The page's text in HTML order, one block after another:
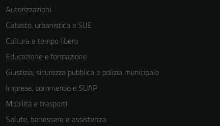
Autorizzazioni
Catasto, urbanistica e SUE
Cultura e tempo libero
Educazione e formazione
Giustizia, sicurezza pubblica e polizia municipale
Imprese, commercio e SUAP
Mobilità e trasporti
Salute, benessere e assistenza